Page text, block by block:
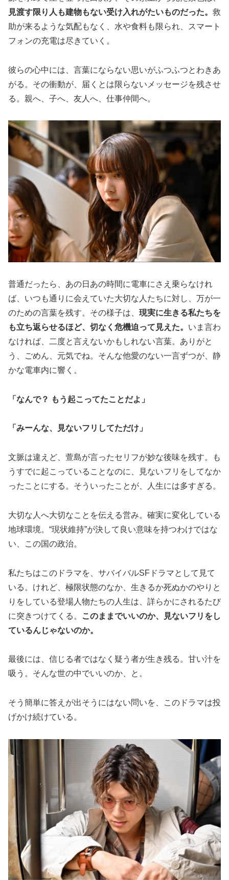
見渡す限り人も建物もない受け入れがたいものだった。 救
助が来るような気配もなく、水や食料も限られ、スマート
フォンの充電は尽きていく。
彼らの心中には、言葉にならない思いがふつふつとわきあ
がる。その衝動が、届くとは限らないメッセージを残させ
る。親へ、子へ、友人へ、仕事仲間へ。
普通だったら、あの日あの時間に電車にさえ乗らなけれ
ば、いつも通りに会えていた大切な人たちに対し、万が一
のための言葉を残す。その様子は、 現実に生きる私たちを
も立ち返らせるほど、切なく危機迫って見えた。 いま言わ
なければ、二度と言えないかもしれない言葉。ありがと
う、ごめん、元気でね。そんな他愛のない一言ずつが、静
かな電車内に響く。
「なんで？ もう起こってたことだよ」
「みーんな、見ないフリしてただけ」
文脈は違えど、萱島が言ったセリフが妙な後味を残す。も
うすでに起こっていることなのに、見ないフリをしてなか
ったことにする。そういったことが、人生には多すぎる。
大切な人へ大切なことを伝える営み。確実に変化している
地球環境。“現状維持”が決して良い意味を持つわけではな
い、この国の政治。
私たちはこのドラマを、サバイバルSFドラマとして見て
いる。けれど、極限状態のなか、生きるか死ぬかのやりと
りをしている登場人物たちの人生は、詳らかにされるたび
に突きつけてくる。
このままでいいのか、見ないフリをし
ているんじゃないのか。
最後には、信じる者ではなく疑う者が生き残る。甘い汁を
吸う。そんな世の中でいいのか、と。
そう簡単に答えが出そうにはない問いを、このドラマは投
げかけ続けている。